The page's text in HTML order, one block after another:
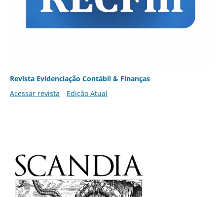
Revista Evidenciação Contábil & Finanças
Acessar revista
Edição Atual